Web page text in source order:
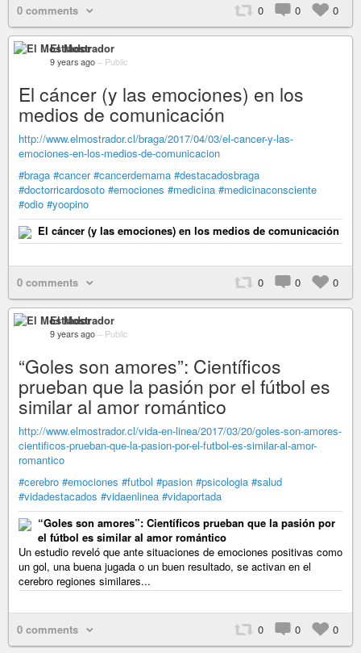
0 comments 0 0 0
El Mostrador
9 years ago – Public
El cáncer (y las emociones) en los
medios de comunicación
http://www.elmostrador.cl/braga/2017/04/03/el-cancer-y-las-
emociones-en-los-medios-de-comunicacion
#braga #cancer #cancerdemama #destacadosbraga
#doctorricardosoto #emociones #medicina #medicinaconsciente
#odio #yoopino
El cáncer (y las emociones) en los medios de comunicación
0 comments 0 0 0
El Mostrador
9 years ago – Public
“Goles son amores”: Científicos
prueban que la pasión por el fútbol es
similar al amor romántico
http://www.elmostrador.cl/vida-en-linea/2017/03/20/goles-son-amores-
cientificos-prueban-que-la-pasion-por-el-futbol-es-similar-al-amor-
romantico
#cerebro #emociones #futbol #pasion #psicologia #salud
#vidadestacados #vidaenlinea #vidaportada
“Goles son amores”: Científicos prueban que la pasión por
el fútbol es similar al amor romántico
Un estudio reveló que ante situaciones de emociones positivas como
un gol, una buena jugada o un buen resultado, se activan en el
cerebro regiones similares...
0 comments 0 0 0